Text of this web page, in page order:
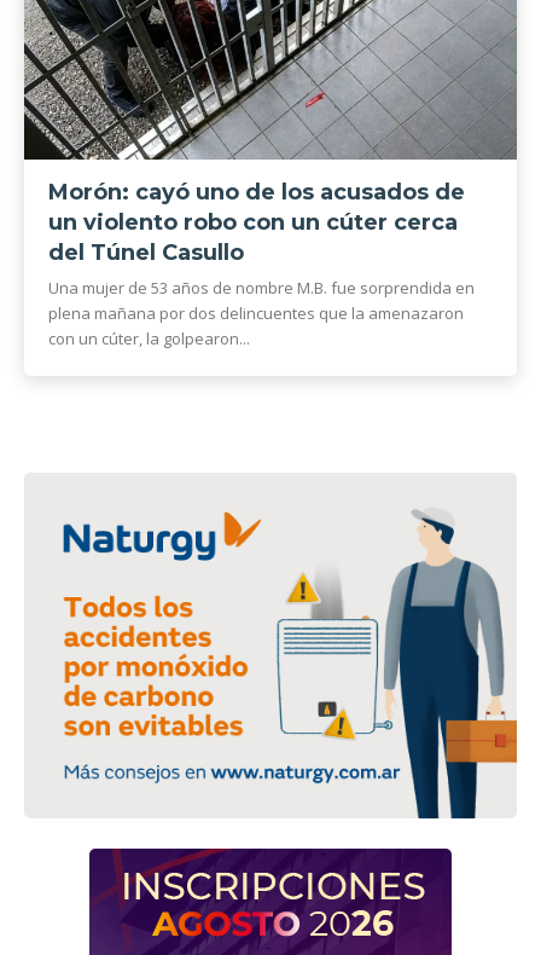
Morón: cayó uno de los acusados de
un violento robo con un cúter cerca
del Túnel Casullo
Una mujer de 53 años de nombre M.B. fue sorprendida en
plena mañana por dos delincuentes que la amenazaron
con un cúter, la golpearon...